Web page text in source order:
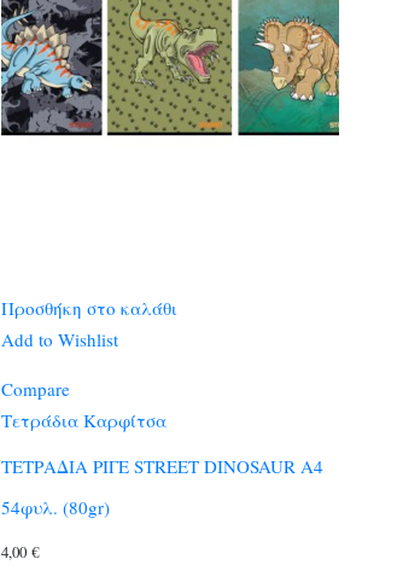
Προσθήκη στο καλάθι
Add to Wishlist
Compare
Τετράδια Καρφίτσα
ΤΕΤΡΑΔΙΑ ΡΙΓΕ STREET DINOSAUR A4
54φυλ. (80gr)
4,00€